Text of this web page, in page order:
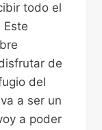
todo el
Este
de
del
a ser un
a poder